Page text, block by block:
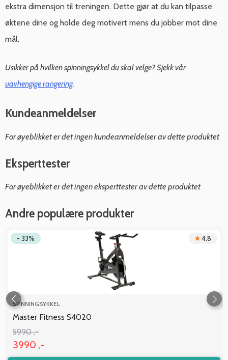
ekstra dimensjon til treningen. Dette gjør at du kan tilpasse
øktene dine og holde deg motivert mens du jobber mot dine
mål.
Usikker på hvilken spinningsykkel du skal velge? Sjekk vår
uavhengige rangering.
Kundeanmeldelser
For øyeblikket er det ingen kundeanmeldelser av dette produktet
Eksperttester
For øyeblikket er det ingen eksperttester av dette produktet
Andre populære produkter
- 33% 4.8
SPINNINGSYKKEL
Master Fitness S4020
5990 ,-
3990 ,-